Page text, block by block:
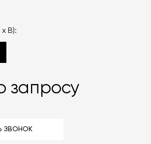
В):
запросу
ЗВОНОК